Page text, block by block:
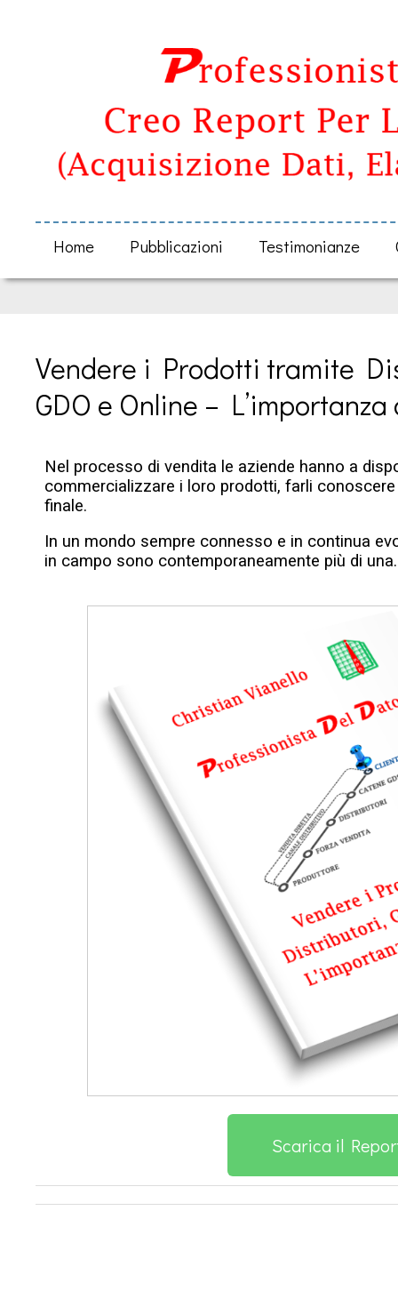
Home Pubblicazioni Testimonianze
Vendere i Prodotti tramite
GDO e Online –
Nel processo di vendita le aziende hanno a
commercializzare i loro prodotti, farli
finale.
In un mondo sempre connesso e in continua
in campo sono contemporaneamente più di una.
Scarica il